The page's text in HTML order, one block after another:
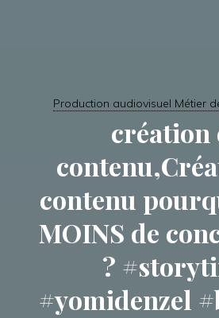
Production audiovisuel Métier
création
contenu
MOINS de
?
#yomidenzel